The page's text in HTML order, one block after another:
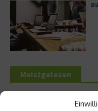
Meistgelesen